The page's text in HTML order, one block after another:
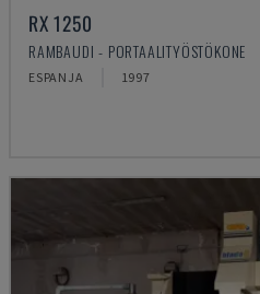
RX 1250
RAMBAUDI - PORTAALITYÖSTÖKONE
ESPANJA 1997